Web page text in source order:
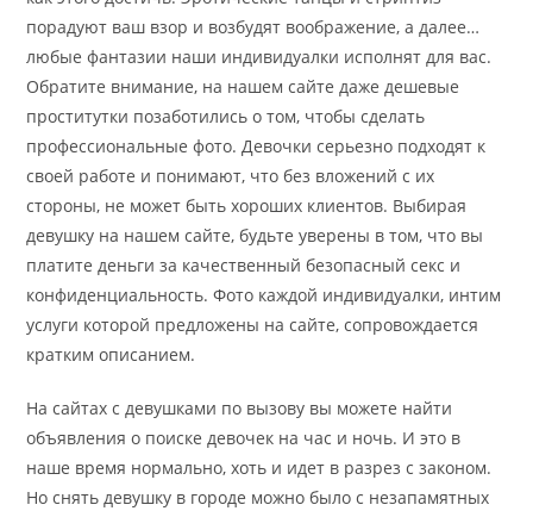
порадуют ваш взор и возбудят воображение, а далее…
любые фантазии наши индивидуалки исполнят для вас.
Обратите внимание, на нашем сайте даже дешевые
проститутки позаботились о том, чтобы сделать
профессиональные фото. Девочки серьезно подходят к
своей работе и понимают, что без вложений с их
стороны, не может быть хороших клиентов. Выбирая
девушку на нашем сайте, будьте уверены в том, что вы
платите деньги за качественный безопасный секс и
конфиденциальность. Фото каждой индивидуалки, интим
услуги которой предложены на сайте, сопровождается
кратким описанием.
На сайтах с девушками по вызову вы можете найти
объявления о поиске девочек на час и ночь. И это в
наше время нормально, хоть и идет в разрез с законом.
Но снять девушку в городе можно было с незапамятных